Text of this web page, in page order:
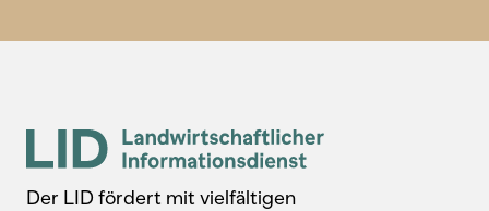
Der LID fördert mit vielfältigen